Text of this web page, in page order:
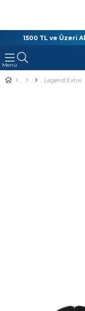
1500 TL ve Üzeri
Legend Extreme Power Monofılament Misina